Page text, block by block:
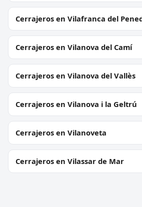
Cerrajeros en Vilafranca del
Cerrajeros en Vilanova del Camí
Cerrajeros en Vilanova del Vallès
Cerrajeros en Vilanova i la Geltrú
Cerrajeros en Vilanoveta
Cerrajeros en Vilassar de Mar